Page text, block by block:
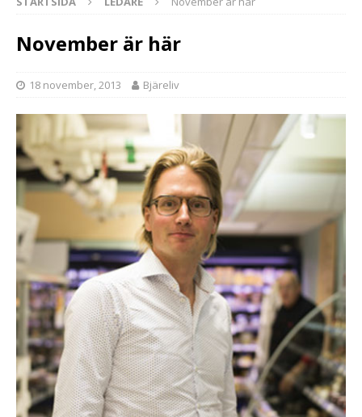
November är här
18 november, 2013 Bjäreliv